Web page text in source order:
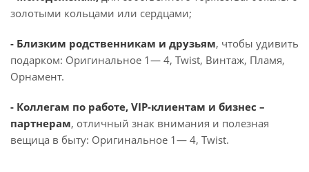
золотыми кольцами или сердцами;
- Близким родственникам и друзьям, чтобы удивить
подарком: Оригинальное 1— 4, Twist, Винтаж, Пламя,
Орнамент.
- Коллегам по работе, VIP-клиентам и бизнес –
партнерам, отличный знак внимания и полезная
вещица в быту: Оригинальное 1— 4, Twist.